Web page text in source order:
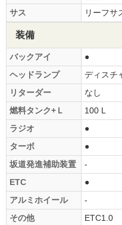
サス
リーフサ
装備
バックアイ
●
ヘッドランプ
ディスチ
リターダー
なし
燃料タンク+Ｌ
100 L
ラジオ
●
ターボ
●
坂道発進補助装置
-
ETC
●
アルミホイール
-
その他
ETC1.0